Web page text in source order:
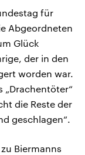
für
Abgeordneten
Glück
der in den
worden war.
„Drachentöter“
die Reste der
geschlagen“.
Biermanns